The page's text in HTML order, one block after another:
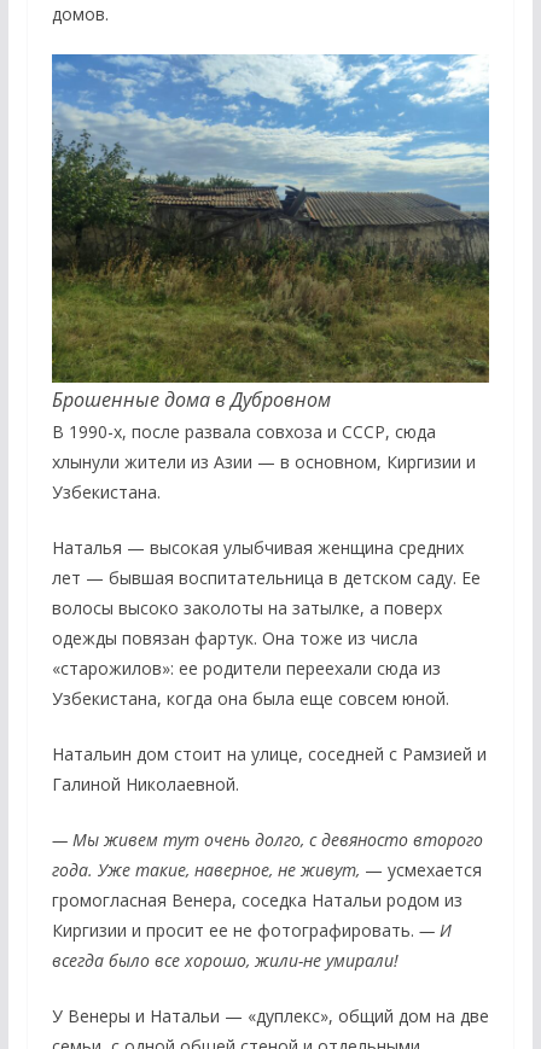
домов.
Брошенные дома в Дубровном
В 1990-х, после развала совхоза и СССР, сюда
хлынули жители из Азии — в основном, Киргизии и
Узбекистана.
Наталья — высокая улыбчивая женщина средних
лет — бывшая воспитательница в детском саду. Ее
волосы высоко заколоты на затылке, а поверх
одежды повязан фартук. Она тоже из числа
«старожилов»: ее родители переехали сюда из
Узбекистана, когда она была еще совсем юной.
Натальин дом стоит на улице, соседней с Рамзией и
Галиной Николаевной.
— Мы живем тут очень долго, с девяносто второго
года. Уже такие, наверное, не живут, — усмехается
громогласная Венера, соседка Натальи родом из
Киргизии и просит ее не фотографировать. — И
всегда было все хорошо, жили-не умирали!
У Венеры и Натальи — «дуплекс», общий дом на две